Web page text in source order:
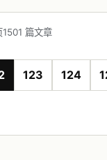
1501 篇文章
123 124